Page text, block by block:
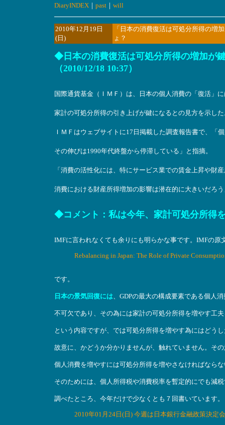
DiaryINDEX｜ past｜ will
2010年12月19日
(日)
「日本の消費復活は可処分所得の増
ょ？
◆日本の消費復活は可処分所得の増加が
（2010/12/18 10:37）
国際通貨基金（ＩＭＦ）は、日本の個人消費の「復活」に
家計の可処分所得の引き上げが鍵になるとの見方を示した
ＩＭＦはウェブサイトに17日掲載した調査報告書で、「
その伸びは1990年代終盤から停滞している」と指摘。
「消費の活性化には、特にサービス業での賃金上昇や財
消費における財産所得増加の影響は潜在的に大きいだろ
◆コメント：私は今年、家計可処分所得
IMFに言われなくても余りにも明らかな事です。IMFの原
Rebalancing in Japan: The Role of Private
です。
日本の景気回復には、GDPの最大の構成要素である個人
不可欠であり、その為には家計の可処分所得を増やす工
という内容ですが、では可処分所得を増やす為にはどう
故意に、かどうか分かりませんが、触れていません。そ
個人消費を増やすには可処分所得を増やさなければなら
そのためには、個人所得税や消費税率を暫定的にでも減
調べたところ、今年だけで少なくとも７回書いています。
2010年01月24日(日) 今週は日本銀行金融政策決定